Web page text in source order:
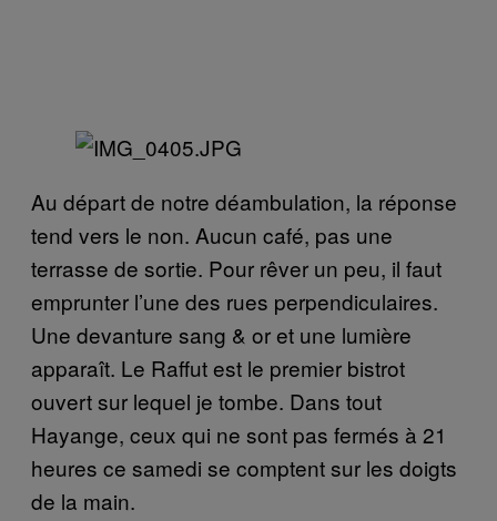
Au départ de notre déambulation, la réponse
tend vers le non. Aucun café, pas une
terrasse de sortie. Pour rêver un peu, il faut
emprunter l’une des rues perpendiculaires.
Une devanture sang & or et une lumière
apparaît. Le Raffut est le premier bistrot
ouvert sur lequel je tombe. Dans tout
Hayange, ceux qui ne sont pas fermés à 21
heures ce samedi se comptent sur les doigts
de la main.